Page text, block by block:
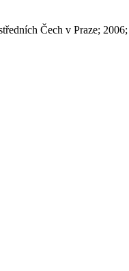
Čech v Praze;